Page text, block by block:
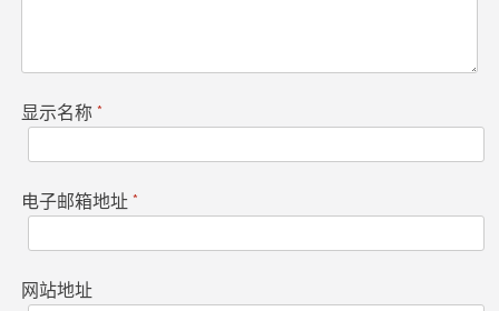
显示名称 *
电子邮箱地址 *
网站地址